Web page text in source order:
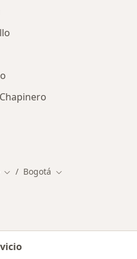
Cambiar de ciudad
Bogotá Cambiar de ciudad
ciudad